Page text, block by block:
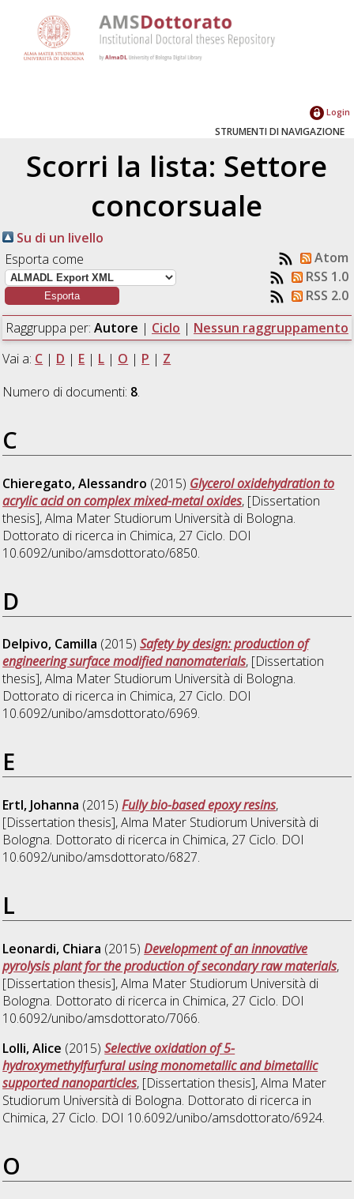
Login
STRUMENTI DI NAVIGAZIONE
Scorri la lista: Settore
concorsuale
Su di un livello
Esporta come
Atom
RSS 1.0
RSS 2.0
Raggruppa per: Autore | Ciclo | Nessun raggruppamento
Vai a: C | D | E | L | O | P | Z
Numero di documenti: 8.
C
Chieregato, Alessandro (2015) Glycerol oxidehydration to
acrylic acid on complex mixed-metal oxides, [Dissertation
thesis], Alma Mater Studiorum Università di Bologna.
Dottorato di ricerca in Chimica, 27 Ciclo. DOI
10.6092/unibo/amsdottorato/6850.
D
Delpivo, Camilla (2015)Safety by design: production of
engineering surface modified nanomaterials, [Dissertation
thesis], Alma Mater Studiorum Università di Bologna.
Dottorato di ricerca in Chimica, 27 Ciclo. DOI
10.6092/unibo/amsdottorato/6969.
E
Ertl, Johanna (2015)Fully bio-based epoxy resins,
[Dissertation thesis], Alma Mater Studiorum Università di
Bologna. Dottorato di ricerca in Chimica, 27 Ciclo. DOI
10.6092/unibo/amsdottorato/6827.
L
Leonardi, Chiara (2015)Development of an innovative
pyrolysis plant for the production of secondary raw materials,
[Dissertation thesis], Alma Mater Studiorum Università di
Bologna. Dottorato di ricerca in Chimica, 27 Ciclo. DOI
10.6092/unibo/amsdottorato/7066.
Lolli, Alice (2015)Selective oxidation of 5-
hydroxymethylfurfural using monometallic and bimetallic
supported nanoparticles, [Dissertation thesis], Alma Mater
Studiorum Università di Bologna. Dottorato di ricerca in
Chimica, 27 Ciclo. DOI 10.6092/unibo/amsdottorato/6924.
O